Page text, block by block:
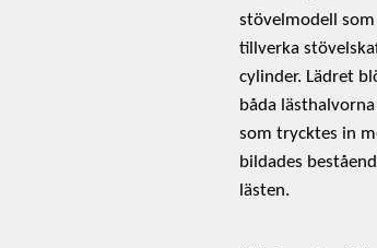
stövelmodell
tillverka
cylinder. Lädret
båda
som trycktes in
bildades
lästen.